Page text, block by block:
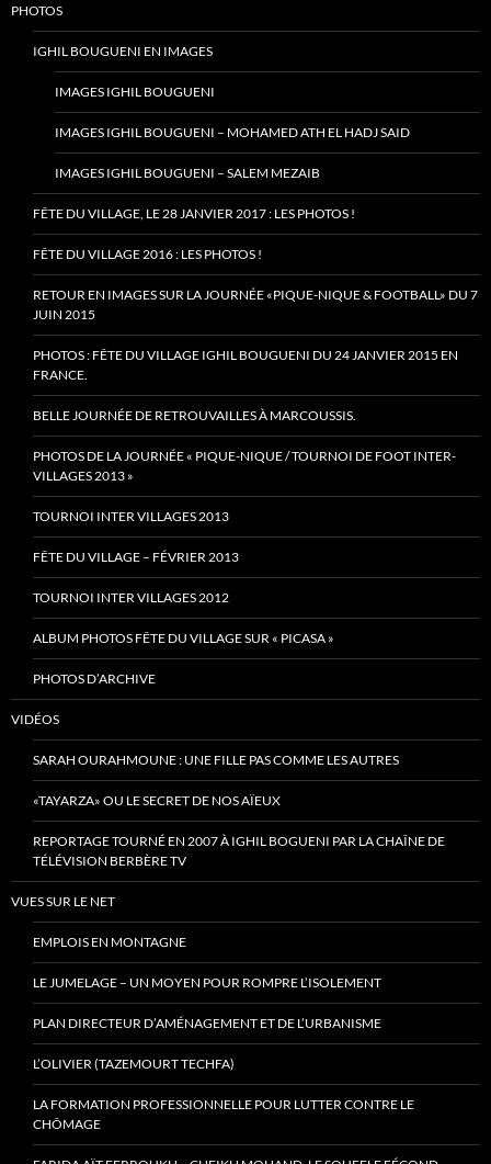
PHOTOS
IGHIL BOUGUENI EN IMAGES
IMAGES IGHIL BOUGUENI
IMAGES IGHIL BOUGUENI – MOHAMED ATH EL HADJ SAID
IMAGES IGHIL BOUGUENI – SALEM MEZAIB
FÊTE DU VILLAGE, LE 28 JANVIER 2017 : LES PHOTOS !
FÊTE DU VILLAGE 2016 : LES PHOTOS !
RETOUR EN IMAGES SUR LA JOURNÉE «PIQUE-NIQUE & FOOTBALL» DU 7
JUIN 2015
PHOTOS : FÊTE DU VILLAGE IGHIL BOUGUENI DU 24 JANVIER 2015 EN
FRANCE.
BELLE JOURNÉE DE RETROUVAILLES À MARCOUSSIS.
PHOTOS DE LA JOURNÉE « PIQUE-NIQUE / TOURNOI DE FOOT INTER-
VILLAGES 2013 »
TOURNOI INTER VILLAGES 2013
FÊTE DU VILLAGE – FÉVRIER 2013
TOURNOI INTER VILLAGES 2012
ALBUM PHOTOS FÊTE DU VILLAGE SUR « PICASA »
PHOTOS D’ARCHIVE
VIDÉOS
SARAH OURAHMOUNE : UNE FILLE PAS COMME LES AUTRES
«TAYARZA» OU LE SECRET DE NOS AÏEUX
REPORTAGE TOURNÉ EN 2007 À IGHIL BOGUENI PAR LA CHAÎNE DE
TÉLÉVISION BERBÈRE TV
VUES SUR LE NET
EMPLOIS EN MONTAGNE
LE JUMELAGE – UN MOYEN POUR ROMPRE L’ISOLEMENT
PLAN DIRECTEUR D’AMÉNAGEMENT ET DE L’URBANISME
L’OLIVIER (TAZEMOURT TECHFA)
LA FORMATION PROFESSIONNELLE POUR LUTTER CONTRE LE
CHÔMAGE